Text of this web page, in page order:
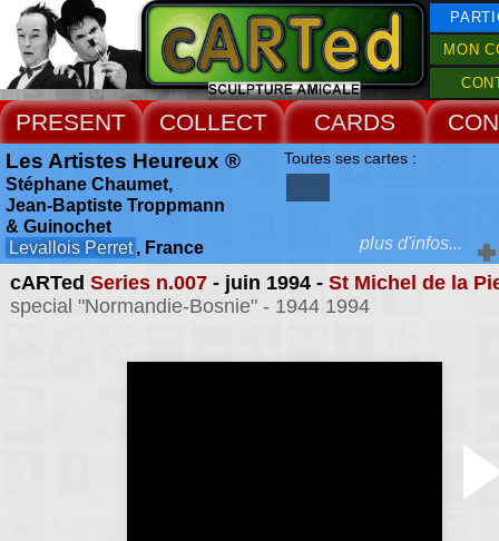
MON
PRESENT COLLECT CARDS
cARTed Series n.007- juin 1994 - St Michel de la
special "Normandie-Bosnie" - 1944 1994
Les Artistes Heureux ®
Stéphane Chaumet,
Jean-Baptiste Troppmann
& Guinochet
Levallois Perret , France
Toutes ses cartes :
Extras :
Stéphane Chaumet
plus d'infos...